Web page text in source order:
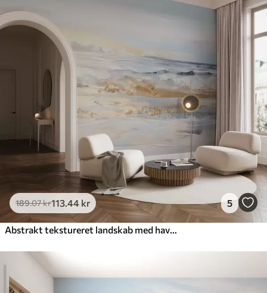
189.07kr113 .44 kr 5